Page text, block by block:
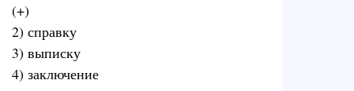
(+)
2) справку
3) выписку
4) заключение